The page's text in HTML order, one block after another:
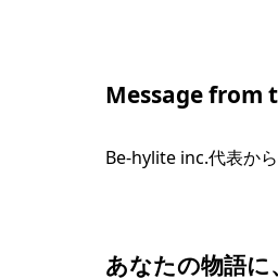
Message from
Be-hylite inc.代表か
あなたの物語に